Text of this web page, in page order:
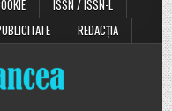
ISSN / ISSN-L
REDACȚIA